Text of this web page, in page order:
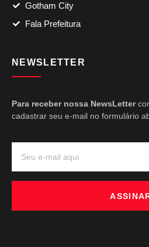
Gotham City
Fala Prefeitura
NEWSLETTER
Para receber nossa NewsLetter
cadastrar seu e-mail no formulário